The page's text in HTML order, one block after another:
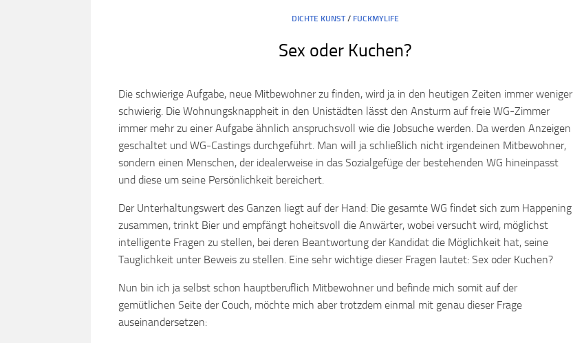
DICHTE KUNST/ FUCKMYLIFE
Sex oder Kuchen?
Die schwierige Aufgabe, neue Mitbewohner zu finden, wird ja in den heutigen Zeiten immer weniger
schwierig. Die Wohnungsknappheit in den Unistädten lässt den Ansturm auf freie WG-Zimmer
immer mehr zu einer Aufgabe ähnlich anspruchsvoll wie die Jobsuche werden. Da werden Anzeigen
geschaltet und WG-Castings durchgeführt. Man will ja schließlich nicht irgendeinen Mitbewohner,
sondern einen Menschen, der idealerweise in das Sozialgefüge der bestehenden WG hineinpasst
und diese um seine Persönlichkeit bereichert.
Der Unterhaltungswert des Ganzen liegt auf der Hand: Die gesamte WG findet sich zum Happening
zusammen, trinkt Bier und empfängt hoheitsvoll die Anwärter, wobei versucht wird, möglichst
intelligente Fragen zu stellen, bei deren Beantwortung der Kandidat die Möglichkeit hat, seine
Tauglichkeit unter Beweis zu stellen. Eine sehr wichtige dieser Fragen lautet: Sex oder Kuchen?
Nun bin ich ja selbst schon hauptberuflich Mitbewohner und befinde mich somit auf der
gemütlichen Seite der Couch, möchte mich aber trotzdem einmal mit genau dieser Frage
auseinandersetzen: